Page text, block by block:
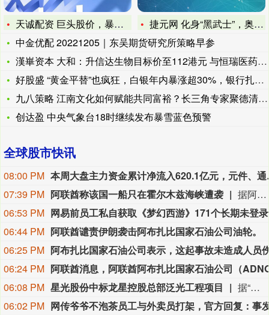
天诚配资 巨头股价，暴涨！世界首富，一度易主
捷元网 化身“黑武士”，奥迪新SUV只要18万起！2.0T+
中金优配 20221205｜东吴期货研究所策略早参
漢崋资本 大和：升信达生物目标价至112港元 与恒瑞医药同为
好股盛 “黄金平替”也疯狂，白银年内暴涨超30%，银行扎堆上
九八策略 江南文化如何赋能共同富裕？长三角专家聚德清破题
创达盈 中央气象台18时继续发布暴雪蓝色预警
全球股市快讯
08:00 PM
本周大盘主力
07:39 PM 阿联酋称该国一船只在霍尔木兹海峡遭袭
据阿联酋通讯社8月8日报道，阿布扎比国家石油公司证实，该公司一艘船只当天凌晨在通过霍尔木兹海峡时遭导弹袭击。阿布扎比国家石油公司说，袭击未造成人员受伤，目前局面可控。该公司并未提供遭袭船只具体类型、导弹来源以及船只受损情况等更多细节。（新华社）
06:53 PM
06:44 PM 阿联酋谴责伊朗袭击阿布扎比国家石油公司油轮。
06:25 PM
06:24 PM
06:08 PM 星光股份中标龙星控股总部泛光工程项目
据“星光股份”公众号消息，近日，星光股份成功中标龙星控股总部泛光工程项目。
06:02 PM